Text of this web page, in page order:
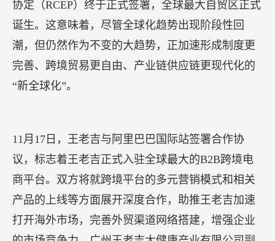
大跨步迈进，为全面推进健康产业发展，早日实现
“健康中国”的伟大梦想做出实际贡献。